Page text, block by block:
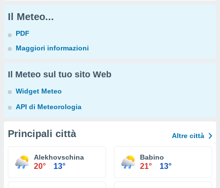
Il Meteo...
PDF
Maggiori informazioni
Il Meteo sul tuo sito Web
Widget Meteo
API di Meteorologia
Principali città Altre città
Alekhovschina
20° 13°
Babino
21° 13°